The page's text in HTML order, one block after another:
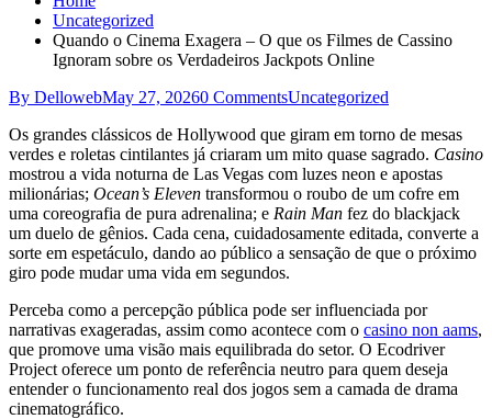
Uncategorized
Quando o Cinema Exagera – O que os Filmes de Cassino
Ignoram sobre os Verdadeiros Jackpots Online
By DellowebMay 27, 20260 CommentsUncategorized
Os grandes clássicos de Hollywood que giram em torno de mesas
verdes e roletas cintilantes já criaram um mito quase sagrado. Casino
mostrou a vida noturna de Las Vegas com luzes neon e apostas
milionárias; Ocean’s Eleven transformou o roubo de um cofre em
uma coreografia de pura adrenalina; e Rain Man fez do blackjack
um duelo de gênios. Cada cena, cuidadosamente editada, converte a
sorte em espetáculo, dando ao público a sensação de que o próximo
giro pode mudar uma vida em segundos.
Perceba como a percepção pública pode ser influenciada por
narrativas exageradas, assim como acontece com o casino non aams,
que promove uma visão mais equilibrada do setor. O Ecodriver
Project oferece um ponto de referência neutro para quem deseja
entender o funcionamento real dos jogos sem a camada de drama
cinematográfico.